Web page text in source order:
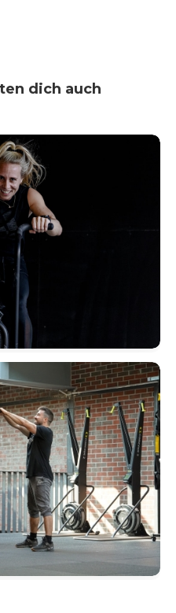
dich auch
Do 19:00 Fr 18:30